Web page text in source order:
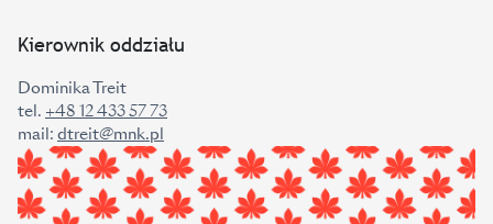
Kierownik oddziału
Dominika Treit
tel. +48 12 433 57 73
mail: dtreit@mnk.pl